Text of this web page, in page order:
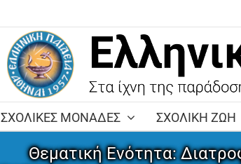
ΣΧΟΛΙΚΕΣ ΜΟΝΑΔΕΣ ΣΧΟΛΙΚΗ ΖΩΗ
Θεματική Ενότητα: